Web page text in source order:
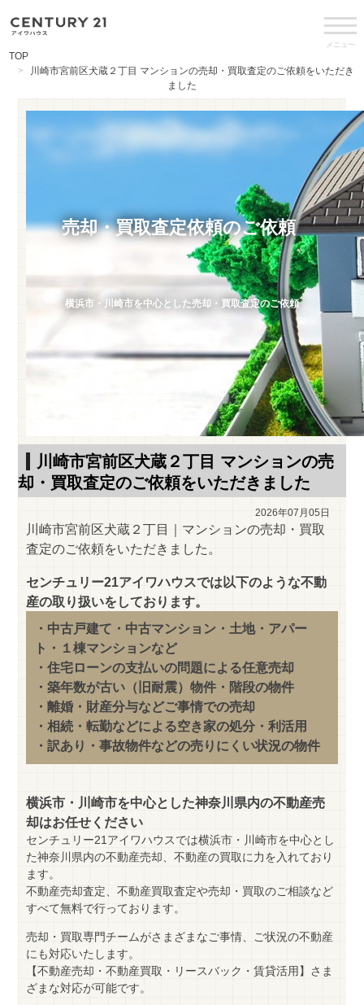
メニュー
TOP
川崎市宮前区犬蔵２丁目 マンションの売却・買取査定のご依頼をいただき
ました
売却・買取査定依頼のご依頼
横浜市・川崎市を中心とした売却・買取査定のご依頼
川崎市宮前区犬蔵２丁目 マンションの売
却・買取査定のご依頼をいただきました
2026年07月05日
川崎市宮前区犬蔵２丁目｜マンションの売却・買取
査定のご依頼をいただきました。
センチュリー21アイワハウスでは以下のような不動
産の取り扱いをしております。
・中古戸建て・中古マンション・土地・アパー
ト・１棟マンションなど
・住宅ローンの支払いの問題による任意売却
・築年数が古い（旧耐震）物件・階段の物件
・離婚・財産分与などご事情での売却
・相続・転勤などによる空き家の処分・利活用
・訳あり・事故物件などの売りにくい状況の物件
横浜市・川崎市を中心とした神奈川県内の不動産売
却はお任せください
センチュリー21アイワハウスでは横浜市・川崎市を中心とし
た神奈川県内の不動産売却、不動産の買取に力を入れており
ます。
不動産売却査定、不動産買取査定や売却・買取のご相談など
すべて無料で行っております。
売却・買取専門チームがさまざまなご事情、ご状況の不動産
にも対応いたします。
【不動産売却・不動産買取・リースバック・賃貸活用】さま
ざまな対応が可能です。